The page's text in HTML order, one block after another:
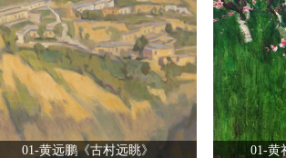
01-黄远鹏《古村远眺》 01-黄